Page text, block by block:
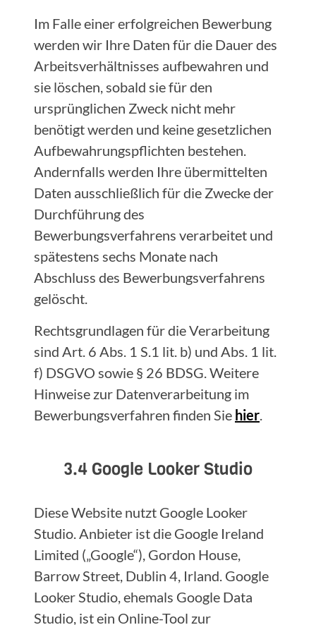
Im Falle einer erfolgreichen Bewerbung
werden wir Ihre Daten für die Dauer des
Arbeitsverhältnisses aufbewahren und
sie löschen, sobald sie für den
ursprünglichen Zweck nicht mehr
benötigt werden und keine gesetzlichen
Aufbewahrungspflichten bestehen.
Andernfalls werden Ihre übermittelten
Daten ausschließlich für die Zwecke der
Durchführung des
Bewerbungsverfahrens verarbeitet und
spätestens sechs Monate nach
Abschluss des Bewerbungsverfahrens
gelöscht.
Rechtsgrundlagen für die Verarbeitung
sind Art. 6 Abs. 1 S.1 lit. b) und Abs. 1 lit.
f) DSGVO sowie § 26 BDSG. Weitere
Hinweise zur Datenverarbeitung im
Bewerbungsverfahren finden Sie hier.
3.4 Google Looker Studio
Diese Website nutzt Google Looker
Studio. Anbieter ist die Google Ireland
Limited („Google“), Gordon House,
Barrow Street, Dublin 4, Irland. Google
Looker Studio, ehemals Google Data
Studio, ist ein Online-Tool zur